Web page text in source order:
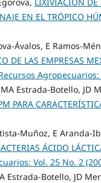
EN EL TRÓPICO
Ávalos, E Ramos-
DE LAS EMPRESAS
Estrada-Botello, JD
PARA
Muñoz, E Aranda-
ÁCIDO
Vol. 25 No. 2
Estrada-Botello, JD